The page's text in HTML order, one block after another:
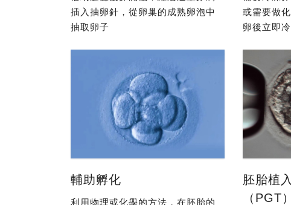
插入抽卵針，從卵巢的成熟卵泡中
抽取卵子
或需要做
卵後立即
輔助孵化
利用物理或化學的方法，在胚胎的
胚胎植
（PGT）